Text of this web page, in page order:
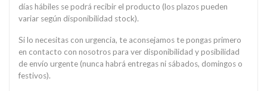
días hábiles se podrá recibir el producto (los plazos pueden
variar según disponibilidad stock).
Si lo necesitas con urgencia, te aconsejamos te pongas primero
en contacto con nosotros para ver disponibilidad y posibilidad
de envío urgente (nunca habrá entregas ni sábados, domingos o
festivos).